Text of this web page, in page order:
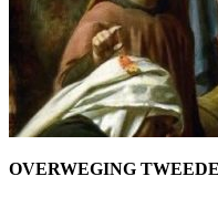
OVERWEGING